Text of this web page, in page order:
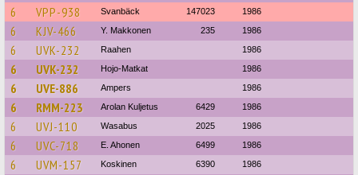
6 VPP-938 Svanbäck 147023 1986
6 KJV-466 Y. Makkonen 235 1986
6 UVK-232 Raahen 1986
6 UVK-232 Hojo-Matkat 1986
6 UVE-886 Ampers 1986
6 RMM-223 Arolan Kuljetus 6429 1986
6 UVJ-110 Wasabus 2025 1986
6 UVC-718 E. Ahonen 6499 1986
6 UVM-157 Koskinen 6390 1986